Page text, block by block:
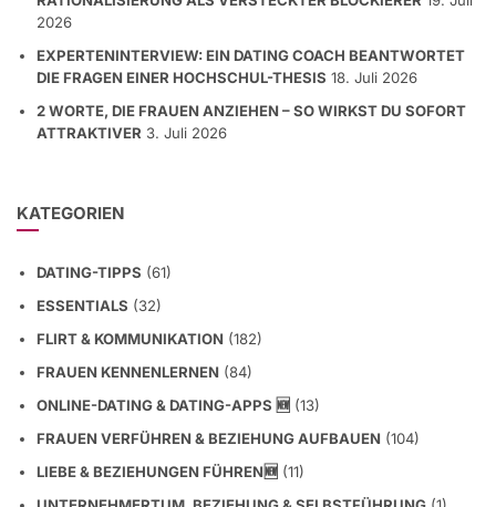
2026
EXPERTENINTERVIEW: EIN DATING COACH BEANTWORTET
DIE FRAGEN EINER HOCHSCHUL-THESIS 18. Juli 2026
2 WORTE, DIE FRAUEN ANZIEHEN – SO WIRKST DU SOFORT
ATTRAKTIVER 3. Juli 2026
KATEGORIEN
DATING-TIPPS (61)
ESSENTIALS (32)
FLIRT & KOMMUNIKATION (182)
FRAUEN KENNENLERNEN (84)
ONLINE-DATING & DATING-APPS 🆕 (13)
FRAUEN VERFÜHREN & BEZIEHUNG AUFBAUEN (104)
LIEBE & BEZIEHUNGEN FÜHREN🆕 (11)